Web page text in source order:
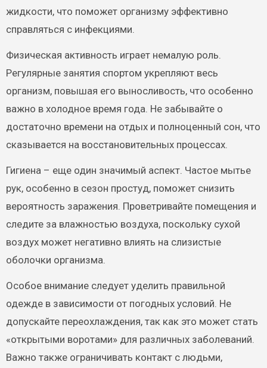
жидкости, что поможет организму эффективно
справляться с инфекциями.
Физическая активность играет немалую роль.
Регулярные занятия спортом укрепляют весь
организм, повышая его выносливость, что особенно
важно в холодное время года. Не забывайте о
достаточно времени на отдых и полноценный сон, что
сказывается на восстановительных процессах.
Гигиена – еще один значимый аспект. Частое мытье
рук, особенно в сезон простуд, поможет снизить
вероятность заражения. Проветривайте помещения и
следите за влажностью воздуха, поскольку сухой
воздух может негативно влиять на слизистые
оболочки организма.
Особое внимание следует уделить правильной
одежде в зависимости от погодных условий. Не
допускайте переохлаждения, так как это может стать
«открытыми воротами» для различных заболеваний.
Важно также ограничивать контакт с людьми,